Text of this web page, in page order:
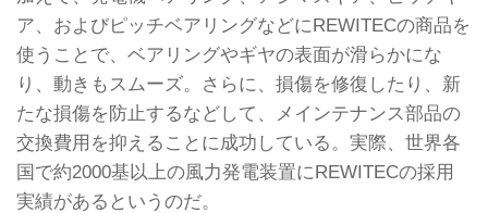
ア、およびピッチベアリングなどにREWITECの商品を
使うことで、ベアリングやギヤの表面が滑らかにな
り、動きもスムーズ。さらに、損傷を修復したり、新
たな損傷を防止するなどして、メインテナンス部品の
交換費用を抑えることに成功している。実際、世界各
国で約2000基以上の風力発電装置にREWITECの採用
実績があるというのだ。